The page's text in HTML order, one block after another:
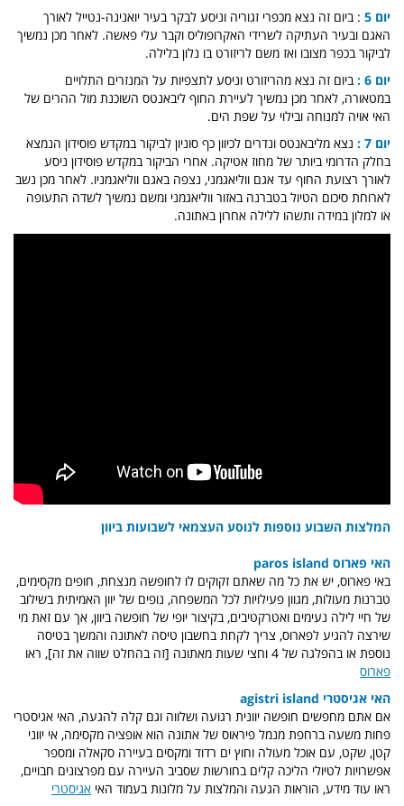
יום 5
: ביום זה נצא מכפרי זגוריה וניסע לבקר בעיר יואנינה-נטייל לאורך
האגם ובעיר העתיקה לשרידי האקרופוליס וקבר עלי פאשה. לאחר מכן נמשיך
לביקור בכפר מצובו ואז משם לריזורט בו נלון בלילה.
יום 6 :
ביום זה נצא מהריזורט וניסע לתצפיות על המנזרים התלויים
במטאורה, לאחר מכן נמשיך לעיירת החוף ליבאנטס השוכנת מול ההרים של
האי אויה למנוחה ובילוי על שפת הים.
יום 7 :
נצא מליבאנטס ונדרים לכיוון כף סוניון לביקור במקדש פוסידון הנמצא
בחלק הדרומי ביותר של מחוז אטיקה. אחרי הביקור במקדש פוסידון ניסע
לאורך רצועת החוף עד אגם ווליאגמני, נצפה באגם ווליאגמניו. לאחר מכן נשב
לארוחת סיכום הטיול בטברנה באזור ווליאגמני ומשם נמשיך לשדה התעופה
או למלון במידה ותשהו ללילה אחרון באתונה.
המלצות השבוע נוספות לנוסע העצמאי לשבועות ביוון
האי פארוס paros island
באי פארוס, יש את כל מה שאתם זקוקים לו לחופשה מנצחת, חופים מקסימים,
טברנות מעולות, מגוון פעילויות לכל המשפחה, נופים של יוון האמיתית בשילוב
של חיי לילה נעימים ואטרקטיבים, בקיצור יופי של חופשה ביוון, אך עם זאת מי
שירצה להגיע לפארוס, צריך לקחת בחשבון טיסה לאתונה והמשך בטיסה
נוספת או בהפלגה של 4 וחצי שעות מאתונה [זה בהחלט שווה את זה], ראו
פארוס
האי אגיסטרי agistri island
אם אתם מחפשים חופשה יוונית רגועה ושלווה וגם קלה להגעה, האי אגיסטרי
פחות משעה ברחפת מנמל פיראוס של אתונה הוא אופציה מקסימה, אי יווני
קטן, שקט, עם אוכל מעולה וחוץ ים רדוד ומקסים בעיירה סקאלה ומספר
אפשרויות לטיולי הליכה קלים בחורשות שסביב העיירה עם מפרצונים חבויים,
ראו עוד מידע, הוראות הגעה והמלצות על מלונות בעמוד האי אגיסטרי